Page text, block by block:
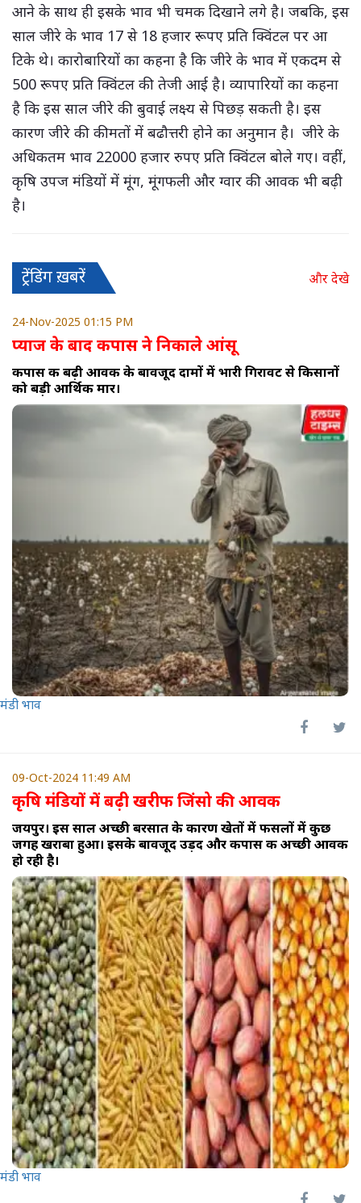
आने के साथ ही इसके भाव भी चमक दिखाने लगे है। जबकि, इस
साल जीरे के भाव 17 से 18 हजार रूपए प्रति क्विंटल पर आ
टिके थे। कारोबारियों का कहना है कि जीरे के भाव में एकदम से
500 रूपए प्रति क्विंटल की तेजी आई है। व्यापारियों का कहना
है कि इस साल जीरे की बुवाई लक्ष्य से पिछड़ सकती है। इस
कारण जीरे की कीमतों में बढौत्तरी होने का अनुमान है। जीरे के
अधिकतम भाव 22000 हजार रुपए प्रति क्विंटल बोले गए। वहीं,
कृषि उपज मंडियों में मूंग, मूंगफली और ग्वार की आवक भी बढ़ी
है।
ट्रेंडिंग ख़बरें और देखे
24-Nov-2025 01:15 PM
प्याज के बाद कपास ने निकाले आंसू
कपास की बढ़ी आवक के बावजूद दामों में भारी गिरावट से किसानों
को बड़ी आर्थिक मार।
मंडी भाव
09-Oct-2024 11:49 AM
कृषि मंडियों में बढ़ी खरीफ जिंसो की आवक
जयपुर। इस साल अच्छी बरसात के कारण खेतों में फसलों में कुछ
जगह खराबा हुआ। इसके बावजूद उड़द और कपास की अच्छी आवक
हो रही है।
मंडी भाव